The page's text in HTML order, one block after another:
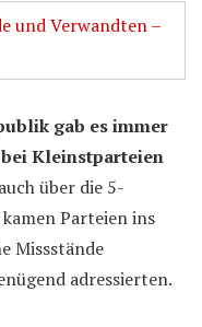
und Verwandten –
gab es immer
Kleinstparteien
über die 5-
Parteien ins
Missstände
adressierten.